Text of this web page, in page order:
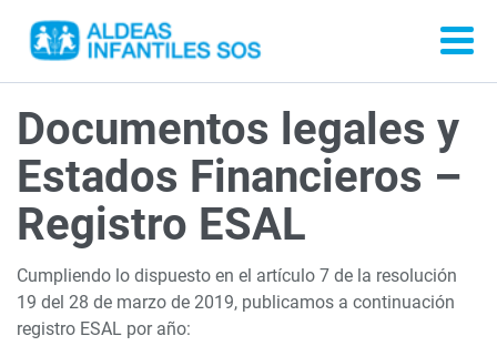
Documentos legales y
Estados Financieros –
Registro ESAL
Cumpliendo lo dispuesto en el artículo 7 de la resolución
19 del 28 de marzo de 2019, publicamos a continuación
registro ESAL por año: